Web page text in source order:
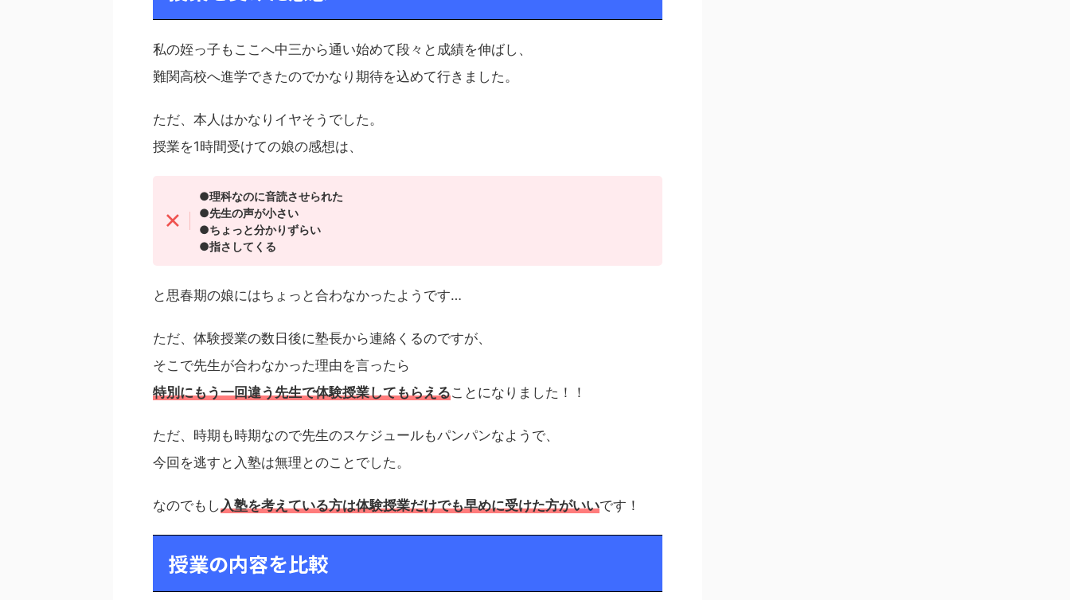
私の姪っ子もここへ中三から通い始めて段々と成績を伸ばし、
難関高校へ進学できたのでかなり期待を込めて行きました。
ただ、本人はかなりイヤそうでした。
授業を1時間受けての娘の感想は、
●理科なのに音読させられた
●先生の声が小さい
●ちょっと分かりずらい
●指さしてくる
と思春期の娘にはちょっと合わなかったようです…
ただ、体験授業の数日後に塾長から連絡くるのですが、
そこで先生が合わなかった理由を言ったら
特別にもう一回違う先生で体験授業してもらえることになりました！！
ただ、時期も時期なので先生のスケジュールもパンパンなようで、
今回を逃すと入塾は無理とのことでした。
なのでもし入塾を考えている方は体験授業だけでも早めに受けた方がいいです！
授業の内容を比較